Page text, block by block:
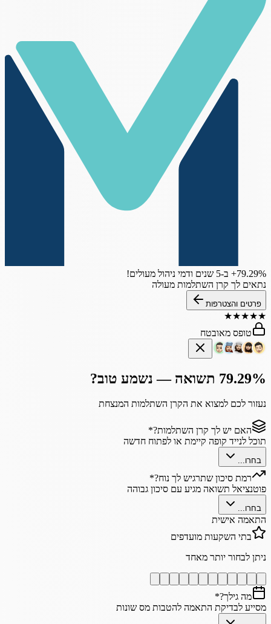
‎+79.29% ב-5 שנים
ודמי ניהול מעולים!
נתאים לך קרן השתלמות מעולה
פרטים והצטרפות
★
★
★
★
★
טופס מאובטח
79.29% תשואה — נשמע טוב?
נעזור לכם למצוא את הקרן השתלמות המנצחת
האם יש לך קרן השתלמות?*
תוכל לנייד קופה קיימת או לפתוח חדשה
בחרו...
רמת סיכון שתרגיש לך נוח?*
פוטנציאל תשואה מגיע עם סיכון גבוהה
בחרו...
התאמה אישית
בתי השקעות מועדפים
ניתן לבחור יותר מאחד
מה גילך?*
מסייע לבדיקת התאמה להטבות מס שונות